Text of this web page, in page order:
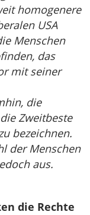
homogenere
USA
Menschen
das
mit seiner
die
Zweitbeste
bezeichnen.
der Menschen
aus.
die Rechte